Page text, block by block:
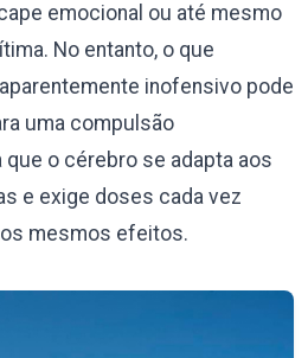
emocional ou até mesmo
No entanto, o que
inofensivo pode
uma compulsão
que o cérebro se adapta aos
e exige doses cada vez
mesmos efeitos.